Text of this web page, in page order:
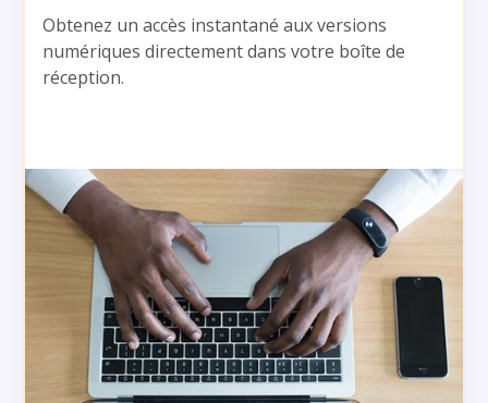
Obtenez un accès instantané aux versions
numériques directement dans votre boîte de
réception.